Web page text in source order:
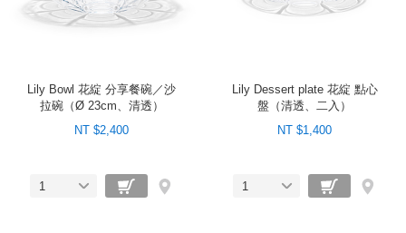
Lily Bowl 花綻 分享餐碗／沙
拉碗（Ø 23cm、清透）
NT $2,400
1
Lily Dessert plate 花綻 點心
盤（清透、二入）
NT $1,400
1